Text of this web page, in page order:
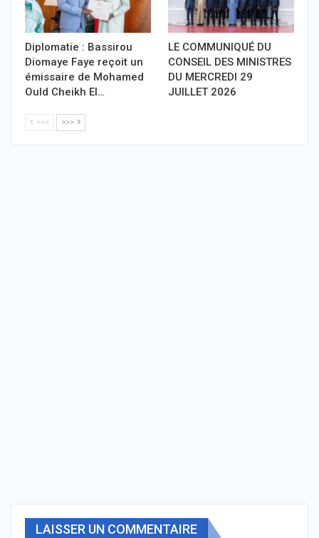
Diplomatie : Bassirou
Diomaye Faye reçoit un
émissaire de Mohamed
Ould Cheikh El…
LE COMMUNIQUÉ DU
CONSEIL DES MINISTRES
DU MERCREDI 29
JUILLET 2026
<<< >>>
LAISSER UN COMMENTAIRE